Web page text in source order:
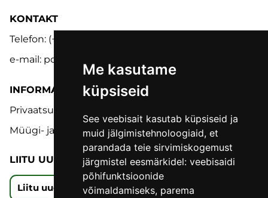
Me kasutame
küpsiseid
See veebisait kasutab küpsiseid ja
muid jälgimistehnoloogiaid, et
parandada teie sirvimiskogemust
järgmistel eesmärkidel: veebisaidi
põhifunktsioonide
võimaldamiseks, parema
KONTAKT
Telefon: (+372) 5302 9848
e-mail: pood@lmk.ee
INFORMATSIOON
Privaatsuspoliitika
Müügi- ja tagastustingimused
LIITU UUDISKIRJAGA
Liitu uudiskirjaga